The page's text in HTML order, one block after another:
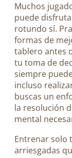
Muchos
puede
rotundo sí.
formas de
tablero antes
tu toma de
siempre
incluso
buscas un
la resolución
mental
Entrenar solo
arriesgadas